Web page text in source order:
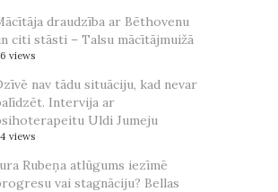
draudzība ar Bēthovenu
citi stāsti – Talsu mācītājmuižā
views
nav tādu situāciju, kad nevar
Intervija ar
Uldi Jumeju
views
Rubeņa atlūgums iezīmē
vai stagnāciju? Bellas